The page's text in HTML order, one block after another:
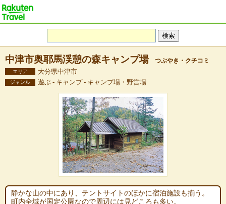
中津市奥耶馬渓憩の森キャンプ場 つぶやき・クチコミ
エリア 大分県中津市
ジャンル 遊ぶ - キャンプ - キャンプ場・野営場
静かな山の中にあり、テントサイトのほかに宿泊施設も揃う。
町内全域が国定公園なので周辺には見どころも多い。